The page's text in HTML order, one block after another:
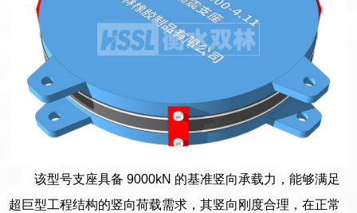
该型号支座具备 9000kN 的基准竖向承载力，能够满足
超巨型工程结构的竖向荷载需求，其竖向刚度合理，在正常